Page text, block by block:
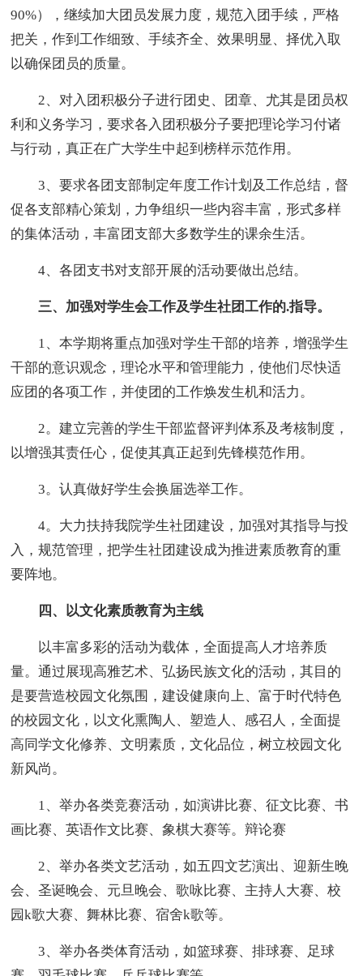
90%），继续加大团员发展力度，规范入团手续，严格
把关，作到工作细致、手续齐全、效果明显、择优入取
以确保团员的质量。
2、对入团积极分子进行团史、团章、尤其是团员权
利和义务学习，要求各入团积极分子要把理论学习付诸
与行动，真正在广大学生中起到榜样示范作用。
3、要求各团支部制定年度工作计划及工作总结，督
促各支部精心策划，力争组织一些内容丰富，形式多样
的集体活动，丰富团支部大多数学生的课余生活。
4、各团支书对支部开展的活动要做出总结。
三、加强对学生会工作及学生社团工作的.指导。
1、本学期将重点加强对学生干部的培养，增强学生
干部的意识观念，理论水平和管理能力，使他们尽快适
应团的各项工作，并使团的工作焕发生机和活力。
2。建立完善的学生干部监督评判体系及考核制度，
以增强其责任心，促使其真正起到先锋模范作用。
3。认真做好学生会换届选举工作。
4。大力扶持我院学生社团建设，加强对其指导与投
入，规范管理，把学生社团建设成为推进素质教育的重
要阵地。
四、以文化素质教育为主线
以丰富多彩的活动为载体，全面提高人才培养质
量。通过展现高雅艺术、弘扬民族文化的活动，其目的
是要营造校园文化氛围，建设健康向上、富于时代特色
的校园文化，以文化熏陶人、塑造人、感召人，全面提
高同学文化修养、文明素质，文化品位，树立校园文化
新风尚。
1、举办各类竞赛活动，如演讲比赛、征文比赛、书
画比赛、英语作文比赛、象棋大赛等。辩论赛
2、举办各类文艺活动，如五四文艺演出、迎新生晚
会、圣诞晚会、元旦晚会、歌咏比赛、主持人大赛、校
园k歌大赛、舞林比赛、宿舍k歌等。
3、举办各类体育活动，如篮球赛、排球赛、足球